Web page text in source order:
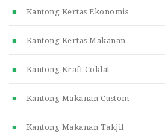
Kantong Kertas Ekonomis
Kantong Kertas Makanan
Kantong Kraft Coklat
Kantong Makanan Custom
Kantong Makanan Takjil